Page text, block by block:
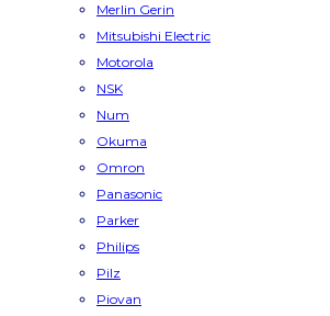
Merlin Gerin
Mitsubishi Electric
Motorola
NSK
Num
Okuma
Omron
Panasonic
Parker
Philips
Pilz
Piovan